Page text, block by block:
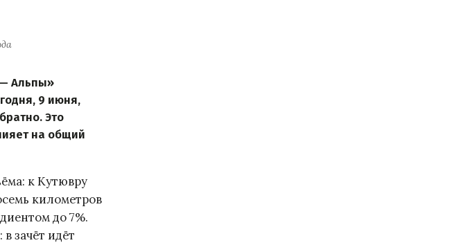
— Альпы»
9 июня,
Это
на общий
к Кутювру
километров
до 7%.
зачёт идёт